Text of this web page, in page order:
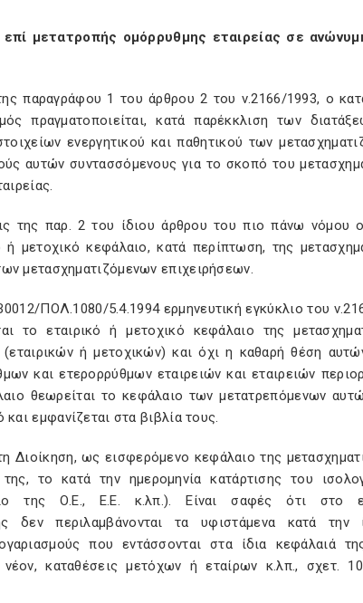
μετατροπής ομόρρυθμης εταιρείας σε
παραγράφου 1 του άρθρου 2 του ν.2166/1993, ο
πραγματοποιείται, κατά παρέκκλιση των
ενεργητικού και παθητικού των
αυτών συντασσόμενους για το σκοπό του
της παρ. 2 του ίδιου άρθρου του πιο πάνω νόμου
ή μετοχικό κεφάλαιο, κατά περίπτωση, της
μετασχηματιζόμενων επιχειρήσεων.
ΠΟΛ.1080/5.4.1994 ερμηνευτική εγκύκλιο του
το εταιρικό ή μετοχικό κεφάλαιο της
ή μετοχικών) και όχι η καθαρή θέση
και ετερορρύθμων εταιρειών και εταιρειών
θεωρείται το κεφάλαιο των μετατρεπόμενων
εμφανίζεται στα βιβλία τους.
ως εισφερόμενο κεφάλαιο της
το κατά την ημερομηνία κατάρτισης του
της Ο.Ε., Ε.Ε. κ.λπ.). Είναι σαφές ότι στο
δεν περιλαμβάνονται τα υφιστάμενα κατά
που εντάσσονται στα ίδια κεφάλαιά
καταθέσεις μετόχων ή εταίρων κ.λπ., σχετ.